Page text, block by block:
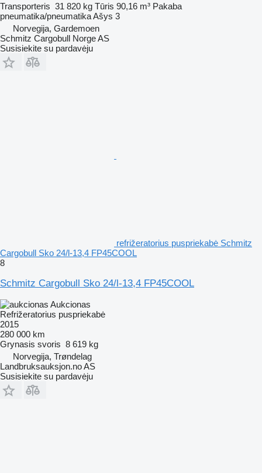
Transporteris 31 820 kg Tūris 90,16 m³ Pakaba
pneumatika/pneumatikaAšys 3
Norvegija, Gardemoen
Schmitz Cargobull Norge AS
Susisiekite su pardavėju
refrižeratorius puspriekabė Schmitz
Cargobull Sko 24/l-13,4 FP45COOL
8
Schmitz Cargobull Sko 24/l-13,4 FP45COOL
Aukcionas
Refrižeratorius puspriekabė
2015
280 000 km
Grynasis svoris 8 619 kg
Norvegija, Trøndelag
Landbruksauksjon.no AS
Susisiekite su pardavėju